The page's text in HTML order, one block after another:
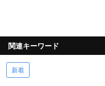
関連キーワード
新着